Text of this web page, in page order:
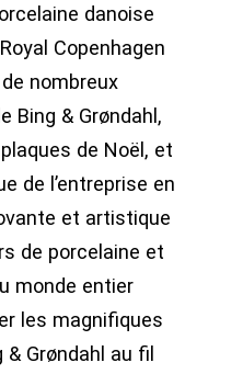
danoise
Copenhagen
nombreux
Bing & Grøndahl,
de Noël, et
de l’entreprise en
et artistique
de porcelaine et
monde entier
les magnifiques
Grøndahl au fil